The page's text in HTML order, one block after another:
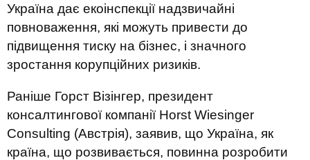
Україна дає екоінспекції надзвичайні
повноваження, які можуть привести до
підвищення тиску на бізнес, і значного
зростання корупційних ризиків.
Раніше Горст Візінгер, президент
консалтингової компанії Horst Wiesinger
Consulting (Австрія), заявив, що Україна, як
країна, що розвивається, повинна розробити